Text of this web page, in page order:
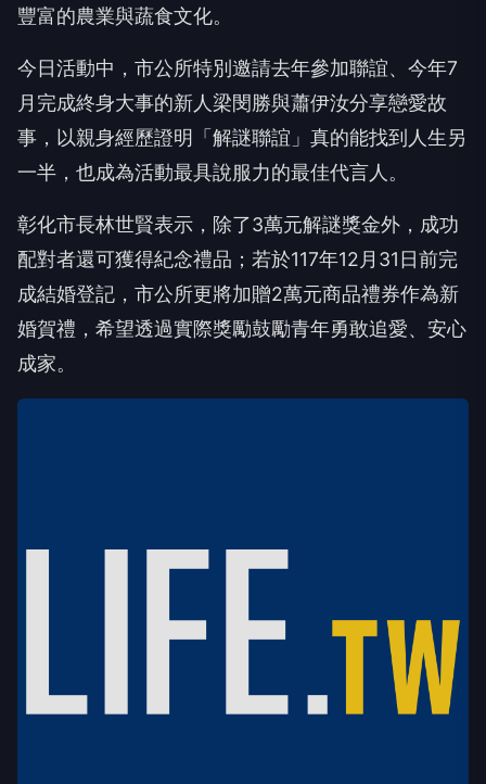
豐富的農業與蔬食文化。
今日活動中，市公所特別邀請去年參加聯誼、今年7
月完成終身大事的新人梁閔勝與蕭伊汝分享戀愛故
事，以親身經歷證明「解謎聯誼」真的能找到人生另
一半，也成為活動最具說服力的最佳代言人。
彰化市長林世賢表示，除了3萬元解謎獎金外，成功
配對者還可獲得紀念禮品；若於117年12月31日前完
成結婚登記，市公所更將加贈2萬元商品禮券作為新
婚賀禮，希望透過實際獎勵鼓勵青年勇敢追愛、安心
成家。